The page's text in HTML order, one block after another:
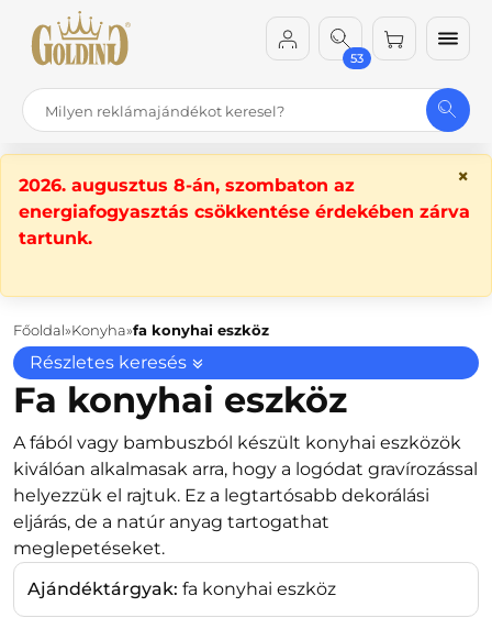
53
×
2026. augusztus 8-án, szombaton az
energiafogyasztás csökkentése érdekében zárva
tartunk.
Főoldal Konyha fa konyhai eszköz
Részletes keresés
Fa konyhai eszköz
A fából vagy bambuszból készült konyhai eszközök
kiválóan alkalmasak arra, hogy a logódat gravírozással
helyezzük el rajtuk. Ez a legtartósabb dekorálási
eljárás, de a natúr anyag tartogathat
meglepetéseket.
Ajándéktárgyak: fa konyhai eszköz